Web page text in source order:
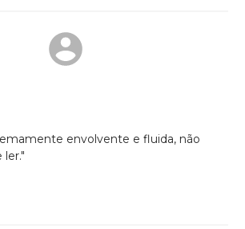
envolvente e fluida, não
ler."